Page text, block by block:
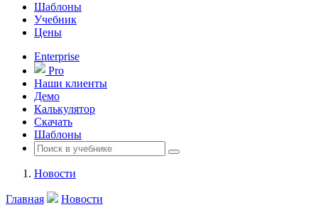
Шаблоны
Учебник
Цены
Enterprise
Pro
Наши клиенты
Демо
Калькулятор
Скачать
Шаблоны
Новости
Главная Новости